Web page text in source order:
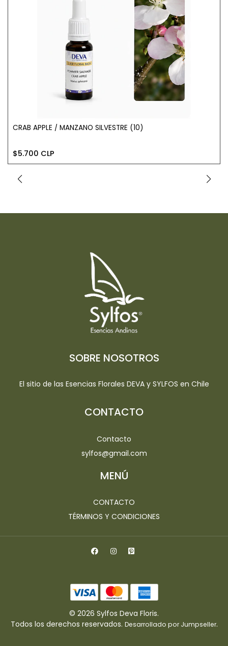
CRAB APPLE / MANZANO SILVESTRE (10)
$5.700 CLP
SOBRE NOSOTROS
El sitio de las Esencias Florales DEVA y SYLFOS en Chile
CONTACTO
Contacto
sylfos@gmail.com
MENÚ
CONTACTO
TÉRMINOS Y CONDICIONES
© 2026 Sylfos Deva Floris.
Todos los derechos reservados. Desarrollado por Jumpseller.